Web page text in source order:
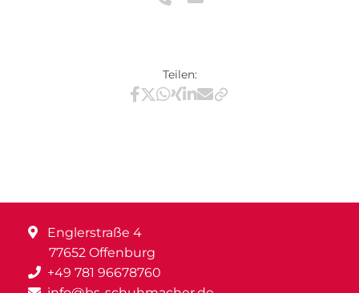
Teilen:
Teilen via Facebook
Teilen via X / Twitter
Teilen via WhatsApp
Teilen via Xing
Teilen via LinkedIn
Teilen via E-Mail
Englerstraße 4
77652 Offenburg
+49 781 96678760